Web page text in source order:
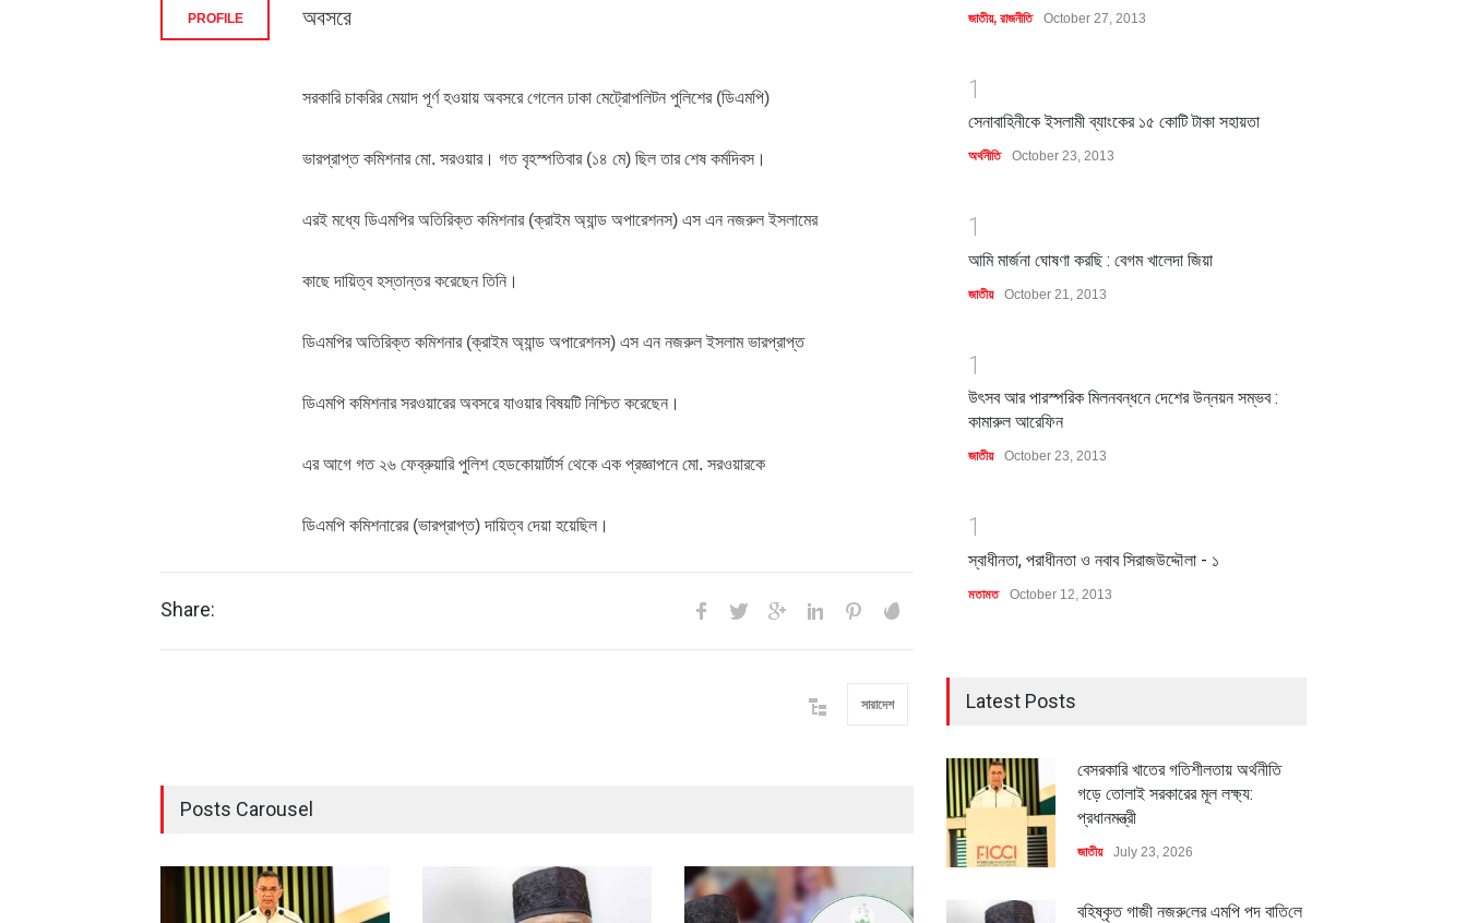
অবসরে
সরকারি চাকরির মেয়াদ পূর্ণ হওয়ায় অবসরে গেলেন ঢাকা মেট্রোপলিটন পুলিশের (ডিএমপি)
ভারপ্রাপ্ত কমিশনার মো. সরওয়ার। গত বৃহস্পতিবার (১৪ মে) ছিল তার শেষ কর্মদিবস।
এরই মধ্যে ডিএমপির অতিরিক্ত কমিশনার (ক্রাইম অ্যান্ড অপারেশনস) এস এন নজরুল ইসলামের
কাছে দায়িত্ব হস্তান্তর করেছেন তিনি।
ডিএমপির অতিরিক্ত কমিশনার (ক্রাইম অ্যান্ড অপারেশনস) এস এন নজরুল ইসলাম ভারপ্রাপ্ত
ডিএমপি কমিশনার সরওয়ারের অবসরে যাওয়ার বিষয়টি নিশ্চিত করেছেন।
এর আগে গত ২৬ ফেব্রুয়ারি পুলিশ হেডকোয়ার্টার্স থেকে এক প্রজ্ঞাপনে মো. সরওয়ারকে
ডিএমপি কমিশনারের (ভারপ্রাপ্ত) দায়িত্ব দেয়া হয়েছিল।
PROFILE
Share:
সারাদেশ
Posts Carousel
জাতীয়, রাজনীতি October 27, 2013
1
সেনাবাহিনীকে ইসলামী ব্যাংকের ১৫ কোটি টাকা সহায়তা
অর্থনীতি October 23, 2013
1
আমি মার্জনা ঘোষণা করছি : বেগম খালেদা জিয়া
জাতীয় October 21, 2013
1
উৎসব আর পারস্পরিক মিলনবন্ধনে দেশের উন্নয়ন সম্ভব :
কামারুল আরেফিন
জাতীয় October 23, 2013
1
স্বাধীনতা, পরাধীনতা ও নবাব সিরাজউদ্দৌলা - ১
মতামত October 12, 2013
Latest Posts
বেসরকারি খাতের গতিশীলতায় অর্থনীতি
গড়ে তোলাই সরকারের মূল লক্ষ্য:
প্রধানমন্ত্রী
জাতীয় July 23, 2026
বহিষ্কৃত গাজী নজরু‌লের এম‌পি পদ বা‌তি‌লে